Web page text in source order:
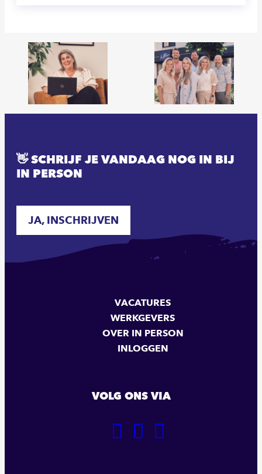
👋 SCHRIJF JE VANDAAG NOG IN BIJ
IN PERSON
JA, INSCHRIJVEN
VACATURES
WERKGEVERS
OVER IN PERSON
INLOGGEN
VOLG ONS VIA
GA
GA